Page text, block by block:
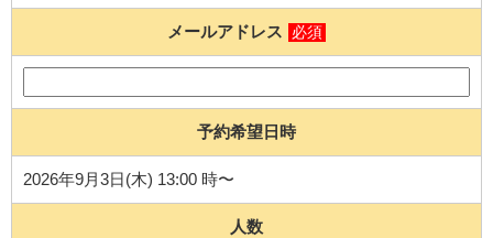
メールアドレス 必須
予約希望日時
2026年9月3日(木) 13:00 時〜
人数